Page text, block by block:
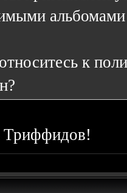
к
Триффидов!